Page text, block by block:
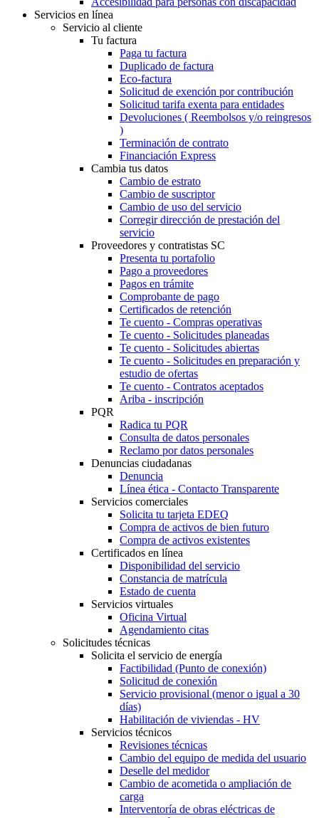
Servicios en línea
Servicio al cliente
Tu factura
Paga tu factura
Duplicado de factura
Eco-factura
Solicitud de exención por contribución
Solicitud tarifa exenta para entidades
Devoluciones ( Reembolsos y/o reingresos
)
Terminación de contrato
Financiación Express
Cambia tus datos
Cambio de estrato
Cambio de suscriptor
Cambio de uso del servicio
Corregir dirección de prestación del
servicio
Proveedores y contratistas SC
Presenta tu portafolio
Pago a proveedores
Pagos en trámite
Comprobante de pago
Certificados de retención
Te cuento - Compras operativas
Te cuento - Solicitudes planeadas
Te cuento - Solicitudes abiertas
Te cuento - Solicitudes en preparación y
estudio de ofertas
Te cuento - Contratos aceptados
Ariba - inscripción
PQR
Radica tu PQR
Consulta de datos personales
Reclamo por datos personales
Denuncias ciudadanas
Denuncia
Línea ética - Contacto Transparente
Servicios comerciales
Solicita tu tarjeta EDEQ
Compra de activos de bien futuro
Compra de activos existentes
Certificados en línea
Disponibilidad del servicio
Constancia de matrícula
Estado de cuenta
Servicios virtuales
Oficina Virtual
Agendamiento citas
Solicitudes técnicas
Solicita el servicio de energía
Factibilidad (Punto de conexión)
Solicitud de conexión
Servicio provisional (menor o igual a 30
días)
Habilitación de viviendas - HV
Servicios técnicos
Revisiones técnicas
Cambio del equipo de medida del usuario
Deselle del medidor
Cambio de acometida o ampliación de
carga
Interventoría de obras eléctricas de